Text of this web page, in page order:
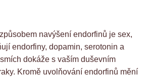
navýšení endorfinů je sex,
endorfiny, dopamin, serotonin a
dokáže s vaším duševním
Kromě uvolňování endorfinů mění